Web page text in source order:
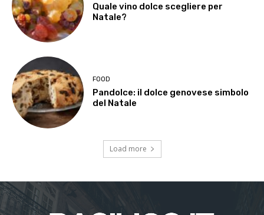
Quale vino dolce scegliere per
Natale?
FOOD
Pandolce: il dolce genovese simbolo
del Natale
Load more